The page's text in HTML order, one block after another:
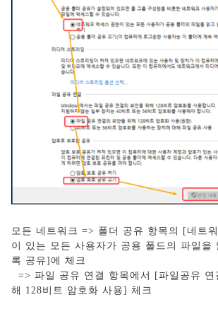
모든 네트워크 => 폴더 공유 항목의 [네트
이 있는 모든 사용자가 공용 폴드의 파일을
록 공유]에 체크
=> 파일 공유 연결 항목에서 [파일공유 연
해 128비트 암호화 사용] 체크